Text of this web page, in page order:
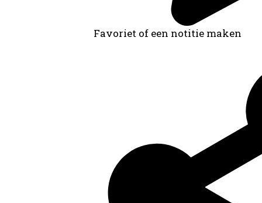
Favoriet of een notitie maken